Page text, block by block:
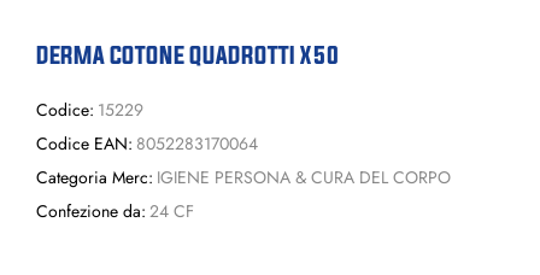
DERMA COTONE QUADROTTI X50
Codice: 15229
Codice EAN: 8052283170064
Categoria Merc: IGIENE PERSONA & CURA DEL CORPO
Confezione da: 24 CF